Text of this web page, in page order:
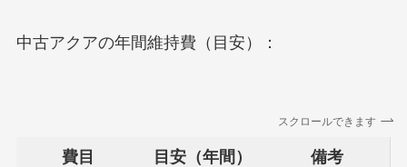
中古アクアの年間維持費（目安）：
スクロールできます
費目 目安（年間） 備考